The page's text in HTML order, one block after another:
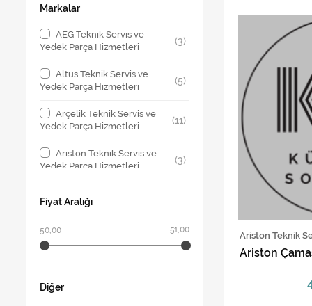
Ariston Teknik
Ariston
Markalar
AEG Teknik Servis ve
Yedek Parça Hizmetleri
(3)
Altus Teknik Servis ve
Yedek Parça Hizmetleri
(5)
Arçelik Teknik Servis ve
Yedek Parça Hizmetleri
(11)
Ariston Teknik Servis ve
Yedek Parça Hizmetleri
(3)
Yedek Parça Hizmetleri
Bosch Teknik Servis ve
Yedek Parça Hizmetleri
(5)
Yedek Parça Hizmetleri
Fiyat Aralığı
50,00 51,00
Diğer